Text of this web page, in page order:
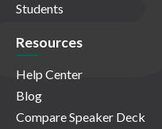
Students
Resources
Help Center
Blog
Compare Speaker Deck